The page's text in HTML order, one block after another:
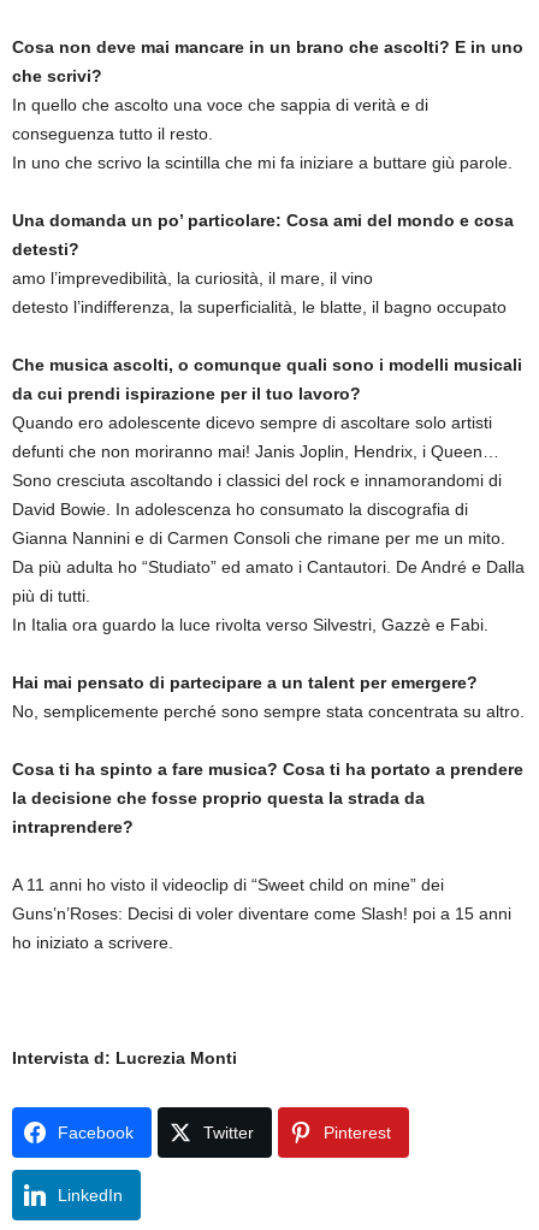
Cosa non deve mai mancare in un brano che ascolti? E in uno
che scrivi?
In quello che ascolto una voce che sappia di verità e di
conseguenza tutto il resto.
In uno che scrivo la scintilla che mi fa iniziare a buttare giù parole.
Una domanda un po’ particolare: Cosa ami del mondo e cosa
detesti?
amo l’imprevedibilità, la curiosità, il mare, il vino
detesto l’indifferenza, la superficialità, le blatte, il bagno occupato
Che musica ascolti, o comunque quali sono i modelli musicali
da cui prendi ispirazione per il tuo lavoro?
Quando ero adolescente dicevo sempre di ascoltare solo artisti
defunti che non moriranno mai! Janis Joplin, Hendrix, i Queen…
Sono cresciuta ascoltando i classici del rock e innamorandomi di
David Bowie. In adolescenza ho consumato la discografia di
Gianna Nannini e di Carmen Consoli che rimane per me un mito.
Da più adulta ho “Studiato” ed amato i Cantautori. De André e Dalla
più di tutti.
In Italia ora guardo la luce rivolta verso Silvestri, Gazzè e Fabi.
Hai mai pensato di partecipare a un talent per emergere?
No, semplicemente perché sono sempre stata concentrata su altro.
Cosa ti ha spinto a fare musica? Cosa ti ha portato a prendere
la decisione che fosse proprio questa la strada da
intraprendere?
A 11 anni ho visto il videoclip di “Sweet child on mine” dei
Guns’n’Roses: Decisi di voler diventare come Slash! poi a 15 anni
ho iniziato a scrivere.
Intervista d: Lucrezia Monti
Facebook Twitter Pinterest
LinkedIn